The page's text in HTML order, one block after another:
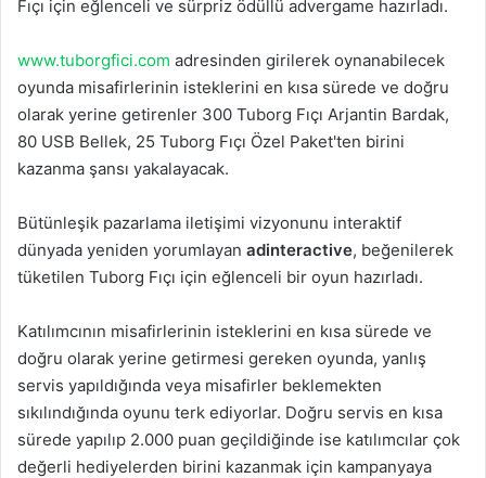
Fıçı için eğlenceli ve sürpriz ödüllü advergame hazırladı.
www.tuborgfici.com adresinden girilerek oynanabilecek
oyunda misafirlerinin isteklerini en kısa sürede ve doğru
olarak yerine getirenler 300 Tuborg Fıçı Arjantin Bardak,
80 USB Bellek, 25 Tuborg Fıçı Özel Paket'ten birini
kazanma şansı yakalayacak.
Bütünleşik pazarlama iletişimi vizyonunu interaktif
dünyada yeniden yorumlayan adinteractive, beğenilerek
tüketilen Tuborg Fıçı için eğlenceli bir oyun hazırladı.
Katılımcının misafirlerinin isteklerini en kısa sürede ve
doğru olarak yerine getirmesi gereken oyunda, yanlış
servis yapıldığında veya misafirler beklemekten
sıkılındığında oyunu terk ediyorlar. Doğru servis en kısa
sürede yapılıp 2.000 puan geçildiğinde ise katılımcılar çok
değerli hediyelerden birini kazanmak için kampanyaya